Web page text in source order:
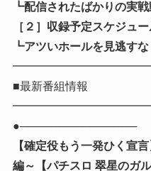
┗配信されたばかりの実戦
［２］収録予定スケジュ
┗アツいホールを見逃すな
■最新番組情報
●───────────────
【確定役もう一発ひく宣
編～【パチスロ 翠星のガ